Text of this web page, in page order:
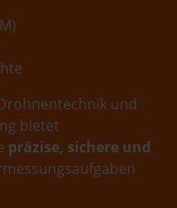
und
bietet
präzise, sichere und